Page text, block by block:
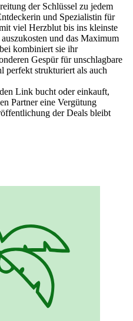
der Schlüssel zu jedem
und Spezialistin für
viel Herzblut bis ins kleinste
und das Maximum
kombiniert sie ihr
Gespür für unschlagbare
perfekt strukturiert als auch
Link bucht oder einkauft,
Partner eine Vergütung
der Deals bleibt